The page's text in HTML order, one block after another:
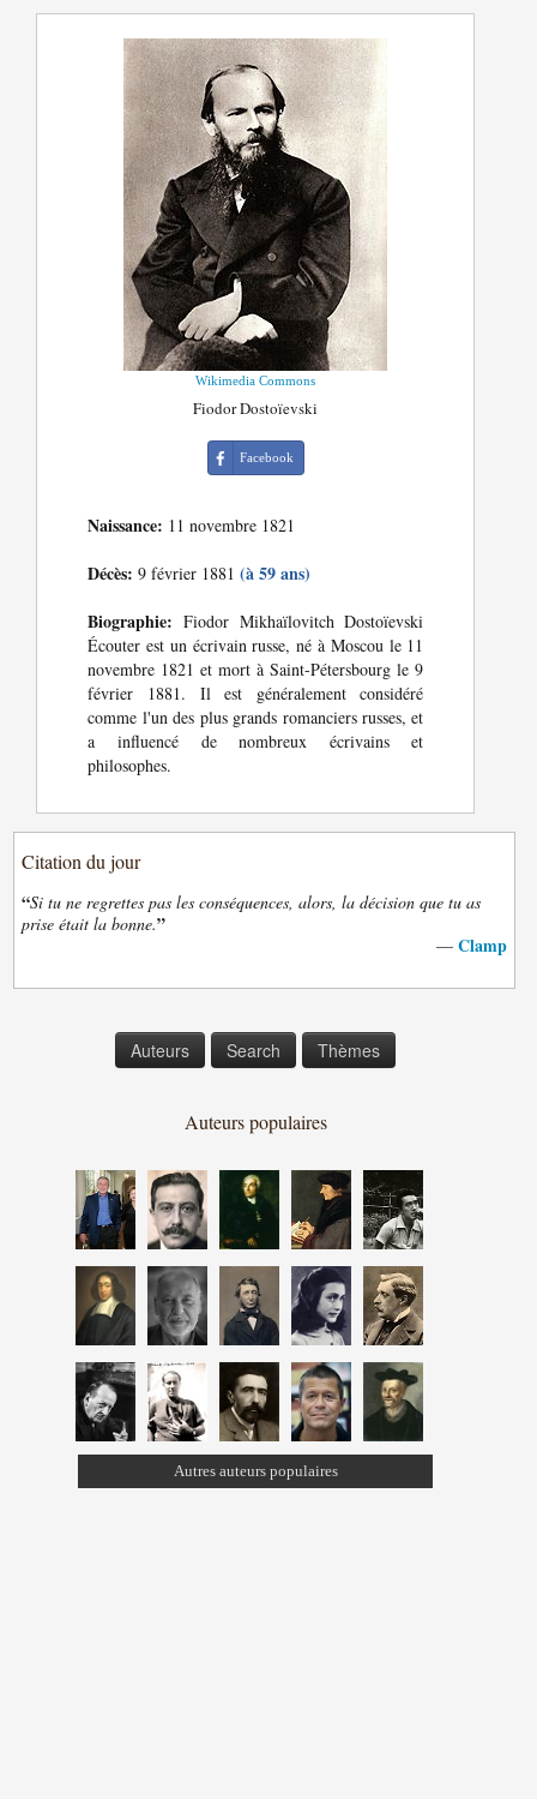
Wikimedia Commons
Fiodor Dostoïevski
Facebook
Naissance: 11 novembre 1821
Décès: 9 février 1881(à 59 ans)
Biographie: Fiodor Mikhaïlovitch Dostoïevski
Écouter est un écrivain russe, né à Moscou le 11
novembre 1821 et mort à Saint-Pétersbourg le 9
février 1881. Il est généralement considéré
comme l'un des plus grands romanciers russes, et
a influencé de nombreux écrivains et
philosophes.
Citation du jour
“Si tu ne regrettes pas les conséquences, alors, la décision que tu as
prise était la bonne.”
— Clamp
Auteurs Search Thèmes
Auteurs populaires
Autres auteurs populaires